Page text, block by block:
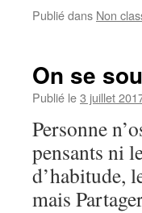
Publié dans Non
On se
Publié le3 juillet
Personne
pensants ni
d’habitude,
mais